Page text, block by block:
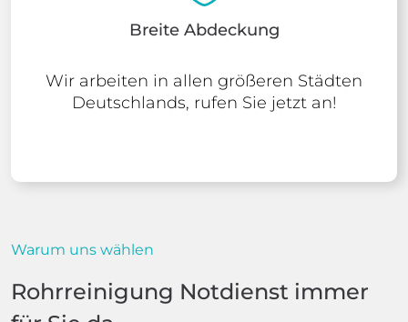
Breite Abdeckung
Wir arbeiten in allen größeren Städten
Deutschlands, rufen Sie jetzt an!
Warum uns wählen
Rohrreinigung Notdienst immer